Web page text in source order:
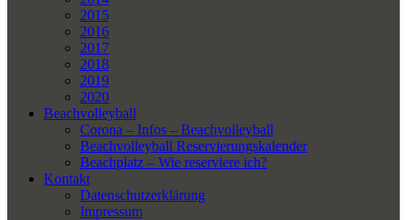
2015
2016
2017
2018
2019
2020
Beachvolleyball
Corona – Infos – Beachvolleyball
Beachvolleyball Reservierungskalender
Beachplatz – Wie reserviere ich?
Kontakt
Datenschutzerklärung
Impressum